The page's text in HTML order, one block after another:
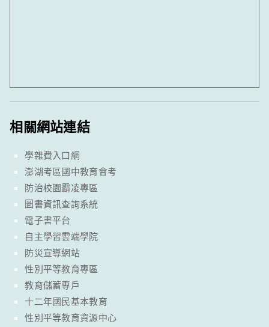
相關網站連結
學雜費入口網
澎湖考區國中教育會考
防治校園霸凌專區
圖書資訊查詢系統
電子書平台
自主學習雲端學院
防災宣導網站
性別平等教育專區
教育儲蓄專戶
十二年國民基本教育
性別平等教育資源中心